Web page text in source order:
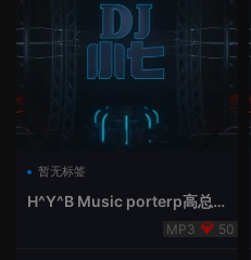
暂无标签
H^Y^B Music porterp高总
聆听 全英文Vina Lak House50